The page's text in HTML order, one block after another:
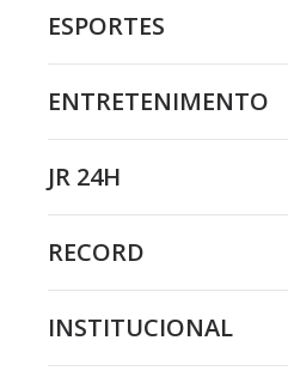
ESPORTES
ENTRETENIMENTO
JR 24H
RECORD
INSTITUCIONAL